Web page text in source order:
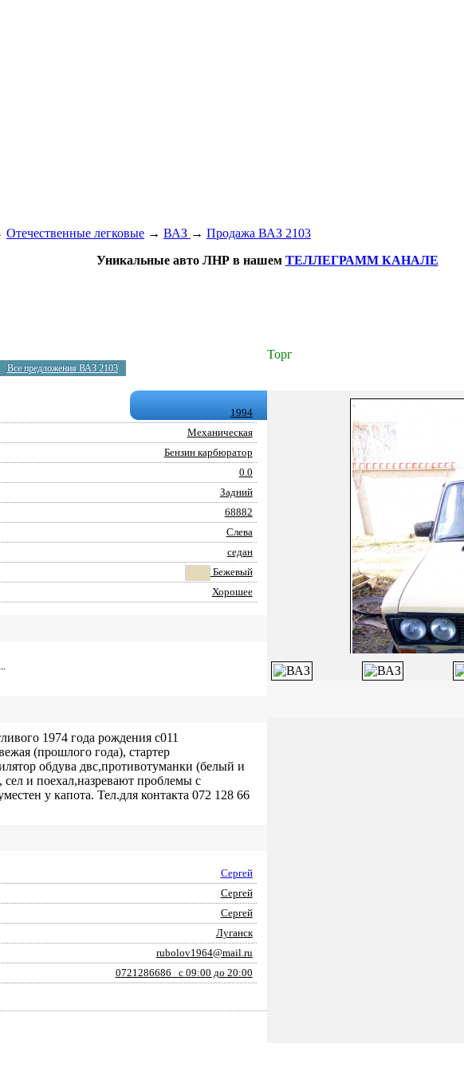
Отечественные легковые → ВАЗ → Продажа ВАЗ 2103
Уникальные авто ЛНР в нашем ТЕЛЛЕГРАММ КАНАЛЕ
Торг
Все предложения ВАЗ 2103
1994
Механическая
Бензин карбюратор
0.0
Задний
68882
Слева
седан
Бежевый
Хорошее
1974 года рождения с011
(прошлого года), стартер
обдува двс,противотуманки (белый и
и поехал,назревают проблемы с
у капота. Тел.для контакта 072 128 66
Сергей
Сергей
Сергей
Луганск
rubolov1964@mail.ru
0721286686 с 09:00 до 20:00